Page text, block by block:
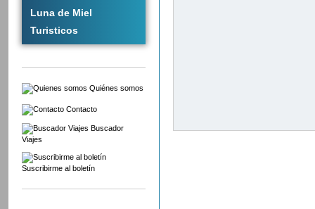
Luna de Miel
Turisticos
Quiénes somos
Contacto
Buscador
Viajes
Suscribirme al boletín